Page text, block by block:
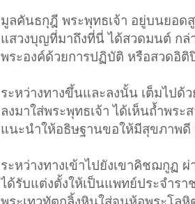
มูลคันธกุฎี พระพุทธเจ้า อยู่บนยอด
แสวงบุญที่มาถึงที่นี่ ได้สวดมนต์ ก
พระองค์ด้วยการปฏิบัติ หรือสวดอิ
ระหว่างทางขึ้นและลงนั้น เต็มไปด้
ลงมาใส่พระพุทธเจ้า ได้เห็นถ้ำพ
แนะนำให้อธิษฐานขอให้มีสุขภาพดี
ระหว่างทางเข้าไปยังเขาคิชฌกูฏ
ได้รับแต่งตั้งให้เป็นแพทย์ประจำร